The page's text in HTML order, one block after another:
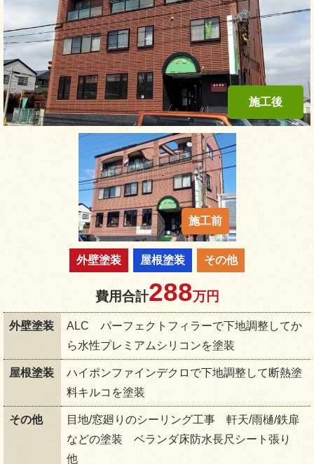
外壁塗装 屋根塗装 その他
費用合計288万円
外壁塗装
ALC パーフェクトフィラーで下地調整してか
ら水性プレミアムシリコンを塗装
屋根塗装
ハイポンファインデクロで下地調整して断熱塗
料キルコを塗装
その他
目地/窓廻りのシーリング工事 軒天/雨樋/鉄扉
などの塗装 ベランダ床防水長尺シート張り
他